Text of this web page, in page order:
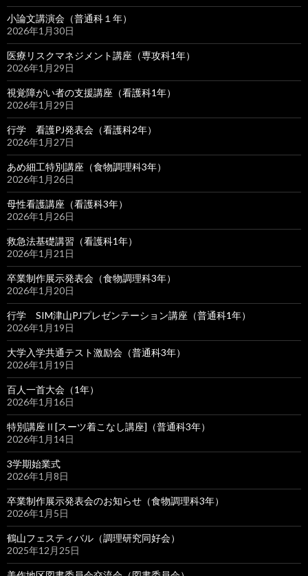
小論文講演会（普通科１年）
2026年1月30日
医療リスクマネジメント講座（専攻科1年）
2026年1月29日
視覚障がい者の支援講座（看護科1年）
2026年1月29日
行学 看護PJ発表会（看護科2年）
2026年1月27日
あめ細工特別講座（食物調理科3年）
2026年1月26日
母性看護講座（看護科3年）
2026年1月26日
救急法基礎講習（看護科1年）
2026年1月21日
卒業制作展示発表会（食物調理科3年）
2026年1月20日
行学 SIM津山PJプレゼンテーション講座（普通科1年）
2026年1月19日
大学入学共通テスト激励会（普通科3年）
2026年1月19日
百人一首大会（1年）
2026年1月16日
特別講座Ⅱ[スーツ着こなし講座]（普通科3年）
2026年1月14日
3学期始業式
2026年1月8日
卒業制作展示発表会のお知らせ（食物調理科3年）
2026年1月5日
鶴山フェスティバル（調理研究同好会）
2025年12月25日